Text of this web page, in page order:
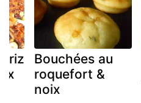
riz
Bouchées au
roquefort &
noix